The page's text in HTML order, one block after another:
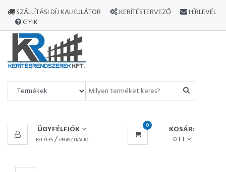
SZÁLLÍTÁSI DÍJ KALKULÁTOR KERÍTÉSTERVEZŐ
HÍRLEVÉL
GYIK
ÜGYFÉLFIÓK
BELÉPÉS/ REGISZTRÁCIÓ
0
KOSÁR:
0 Ft
MINDEN
TERMÉK
MENÜ